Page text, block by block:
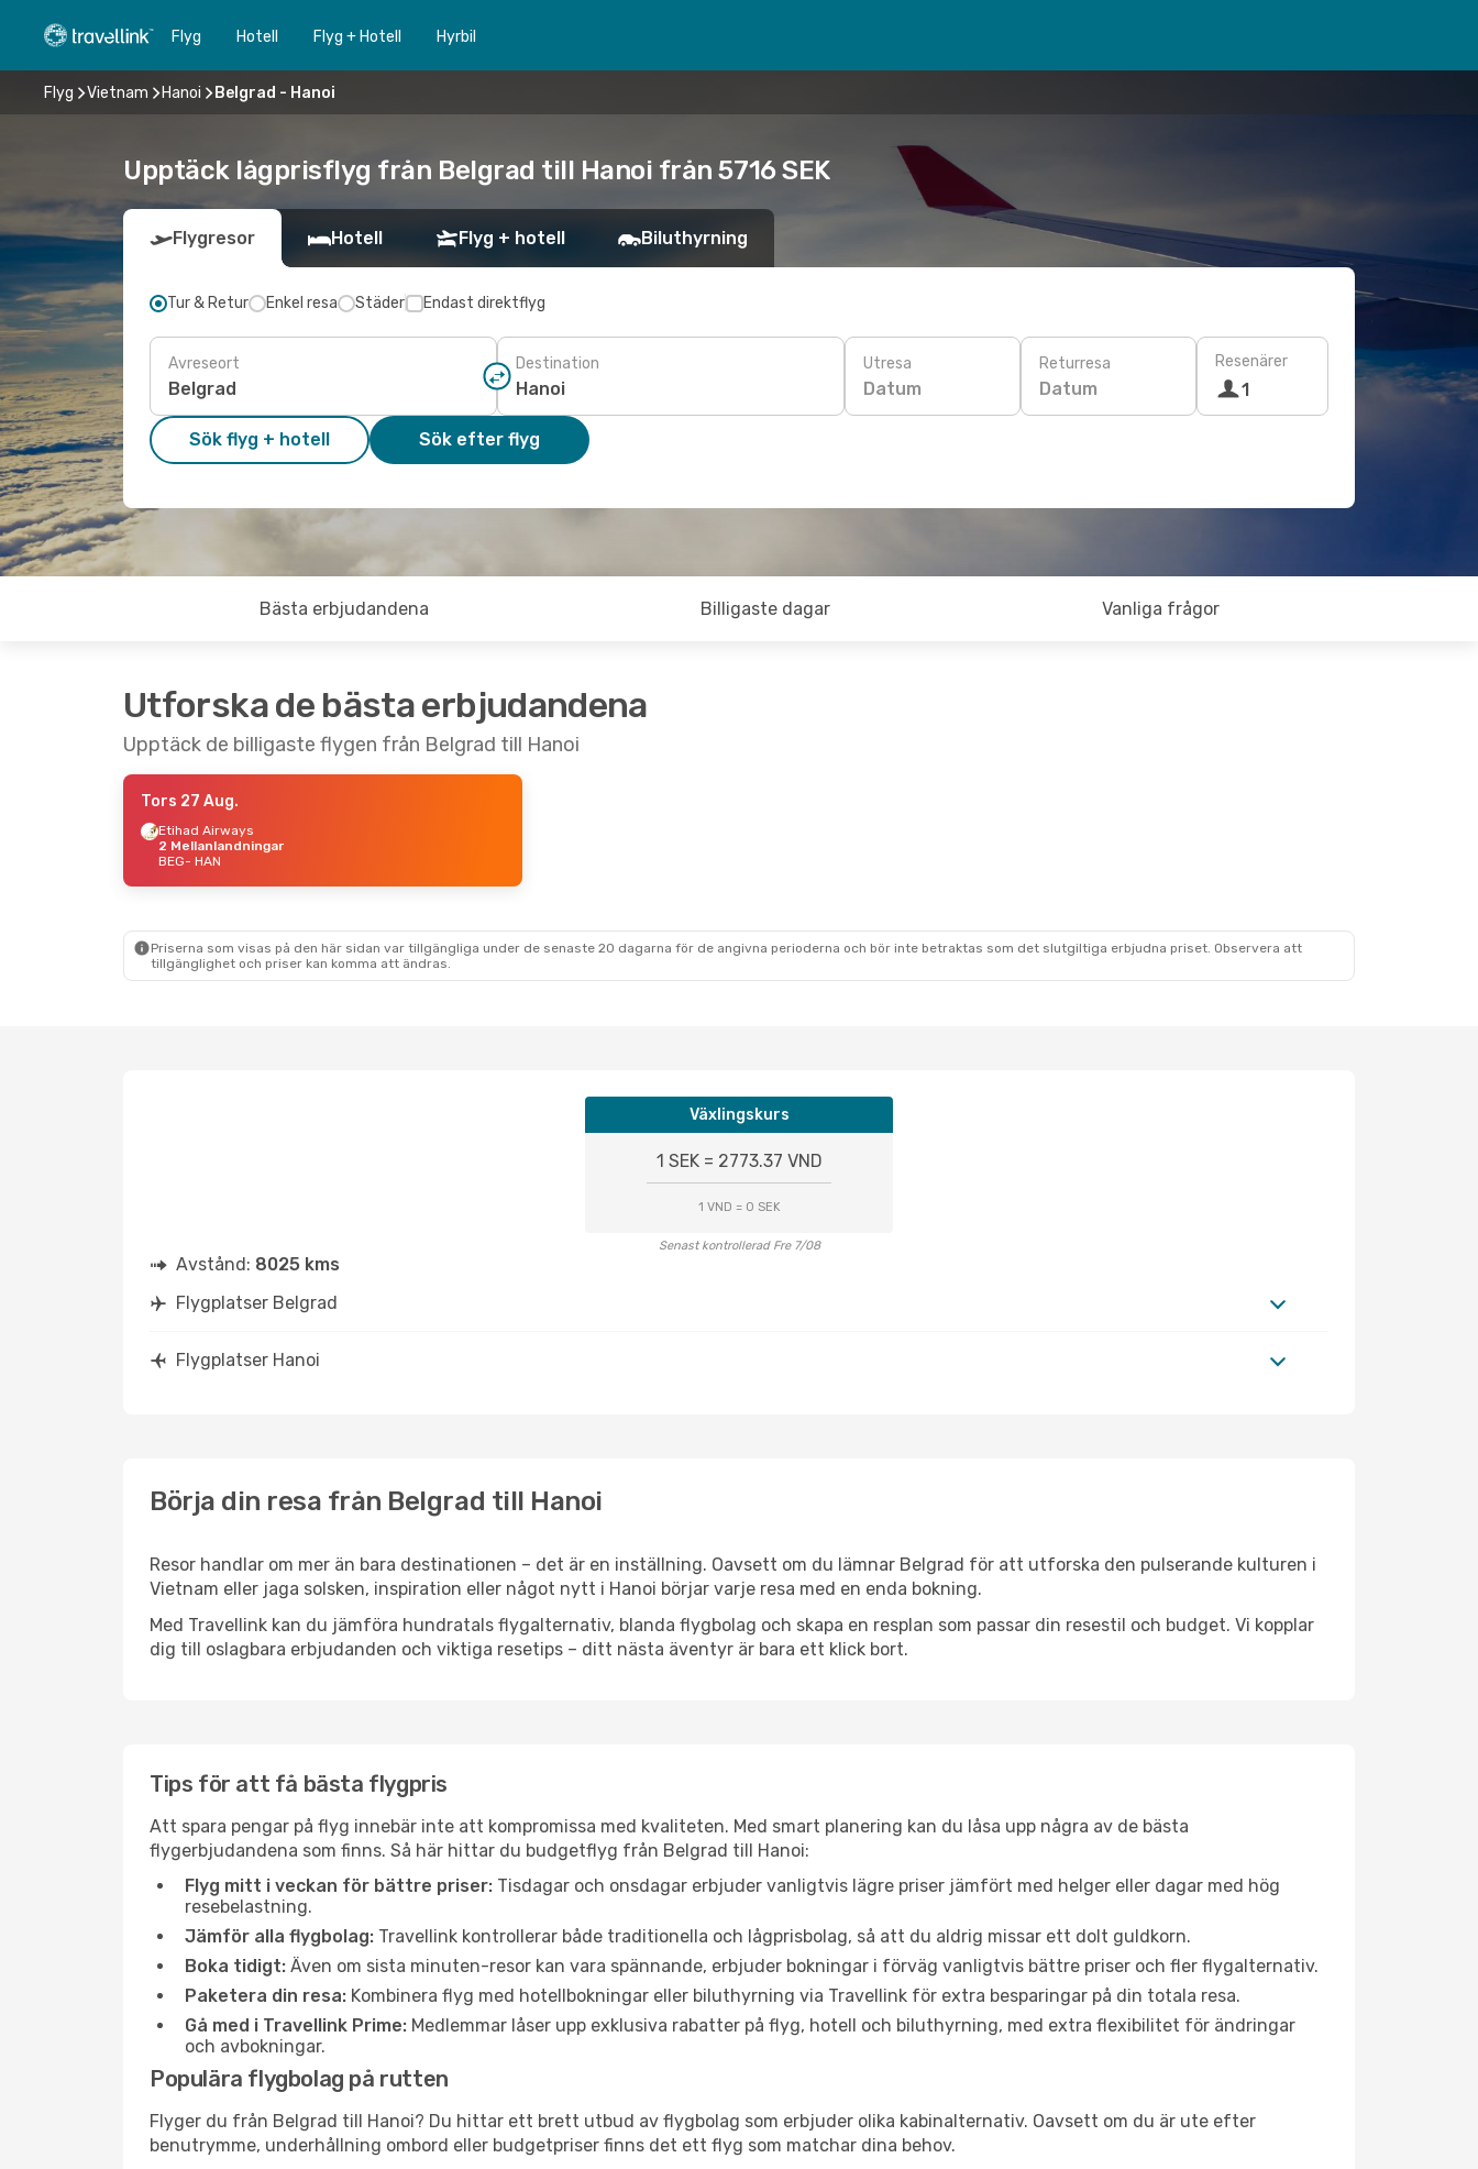
Flyg Hotell Flyg + Hotell Hyrbil
Flyg Vietnam Hanoi Belgrad - Hanoi
Upptäck lågprisflyg från Belgrad till Hanoi från 5716 SEK
Flygresor Hotell Flyg + hotell Biluthyrning
Tur & Retur Enkel resa Städer Endast direktflyg
Avreseort Destination Utresa
Datum
Returresa
Datum
Resenärer
1
Sök flyg + hotell Sök efter flyg
Bästa erbjudandena Billigaste dagar Vanliga frågor
Utforska de bästa erbjudandena
Upptäck de billigaste flygen från Belgrad till Hanoi
Tors 27 Aug.
Etihad Airways
2 Mellanlandningar
BEG- HAN
Priserna som visas på den här sidan var tillgängliga under de senaste 20 dagarna för de angivna perioderna och bör inte betraktas som det slutgiltiga erbjudna priset. Observera att
tillgänglighet och priser kan komma att ändras.
Växlingskurs
1 SEK = 2773.37 VND
1 VND = 0 SEK
Senast kontrollerad Fre 7/08
Avstånd: 8025 kms
Flygplatser Belgrad
Flygplatser Hanoi
Börja din resa från Belgrad till Hanoi
Resor handlar om mer än bara destinationen – det är en inställning. Oavsett om du lämnar Belgrad för att utforska den pulserande kulturen i
Vietnam eller jaga solsken, inspiration eller något nytt i Hanoi börjar varje resa med en enda bokning.
Med Travellink kan du jämföra hundratals flygalternativ, blanda flygbolag och skapa en resplan som passar din resestil och budget. Vi kopplar
dig till oslagbara erbjudanden och viktiga resetips – ditt nästa äventyr är bara ett klick bort.
Tips för att få bästa flygpris
Att spara pengar på flyg innebär inte att kompromissa med kvaliteten. Med smart planering kan du låsa upp några av de bästa
flygerbjudandena som finns. Så här hittar du budgetflyg från Belgrad till Hanoi:
Flyg mitt i veckan för bättre priser: Tisdagar och onsdagar erbjuder vanligtvis lägre priser jämfört med helger eller dagar med hög
resebelastning.
Jämför alla flygbolag: Travellink kontrollerar både traditionella och lågprisbolag, så att du aldrig missar ett dolt guldkorn.
Boka tidigt: Även om sista minuten-resor kan vara spännande, erbjuder bokningar i förväg vanligtvis bättre priser och fler flygalternativ.
Paketera din resa: Kombinera flyg med hotellbokningar eller biluthyrning via Travellink för extra besparingar på din totala resa.
Gå med i Travellink Prime: Medlemmar låser upp exklusiva rabatter på flyg, hotell och biluthyrning, med extra flexibilitet för ändringar
och avbokningar.
Populära flygbolag på rutten
Flyger du från Belgrad till Hanoi? Du hittar ett brett utbud av flygbolag som erbjuder olika kabinalternativ. Oavsett om du är ute efter
benutrymme, underhållning ombord eller budgetpriser finns det ett flyg som matchar dina behov.